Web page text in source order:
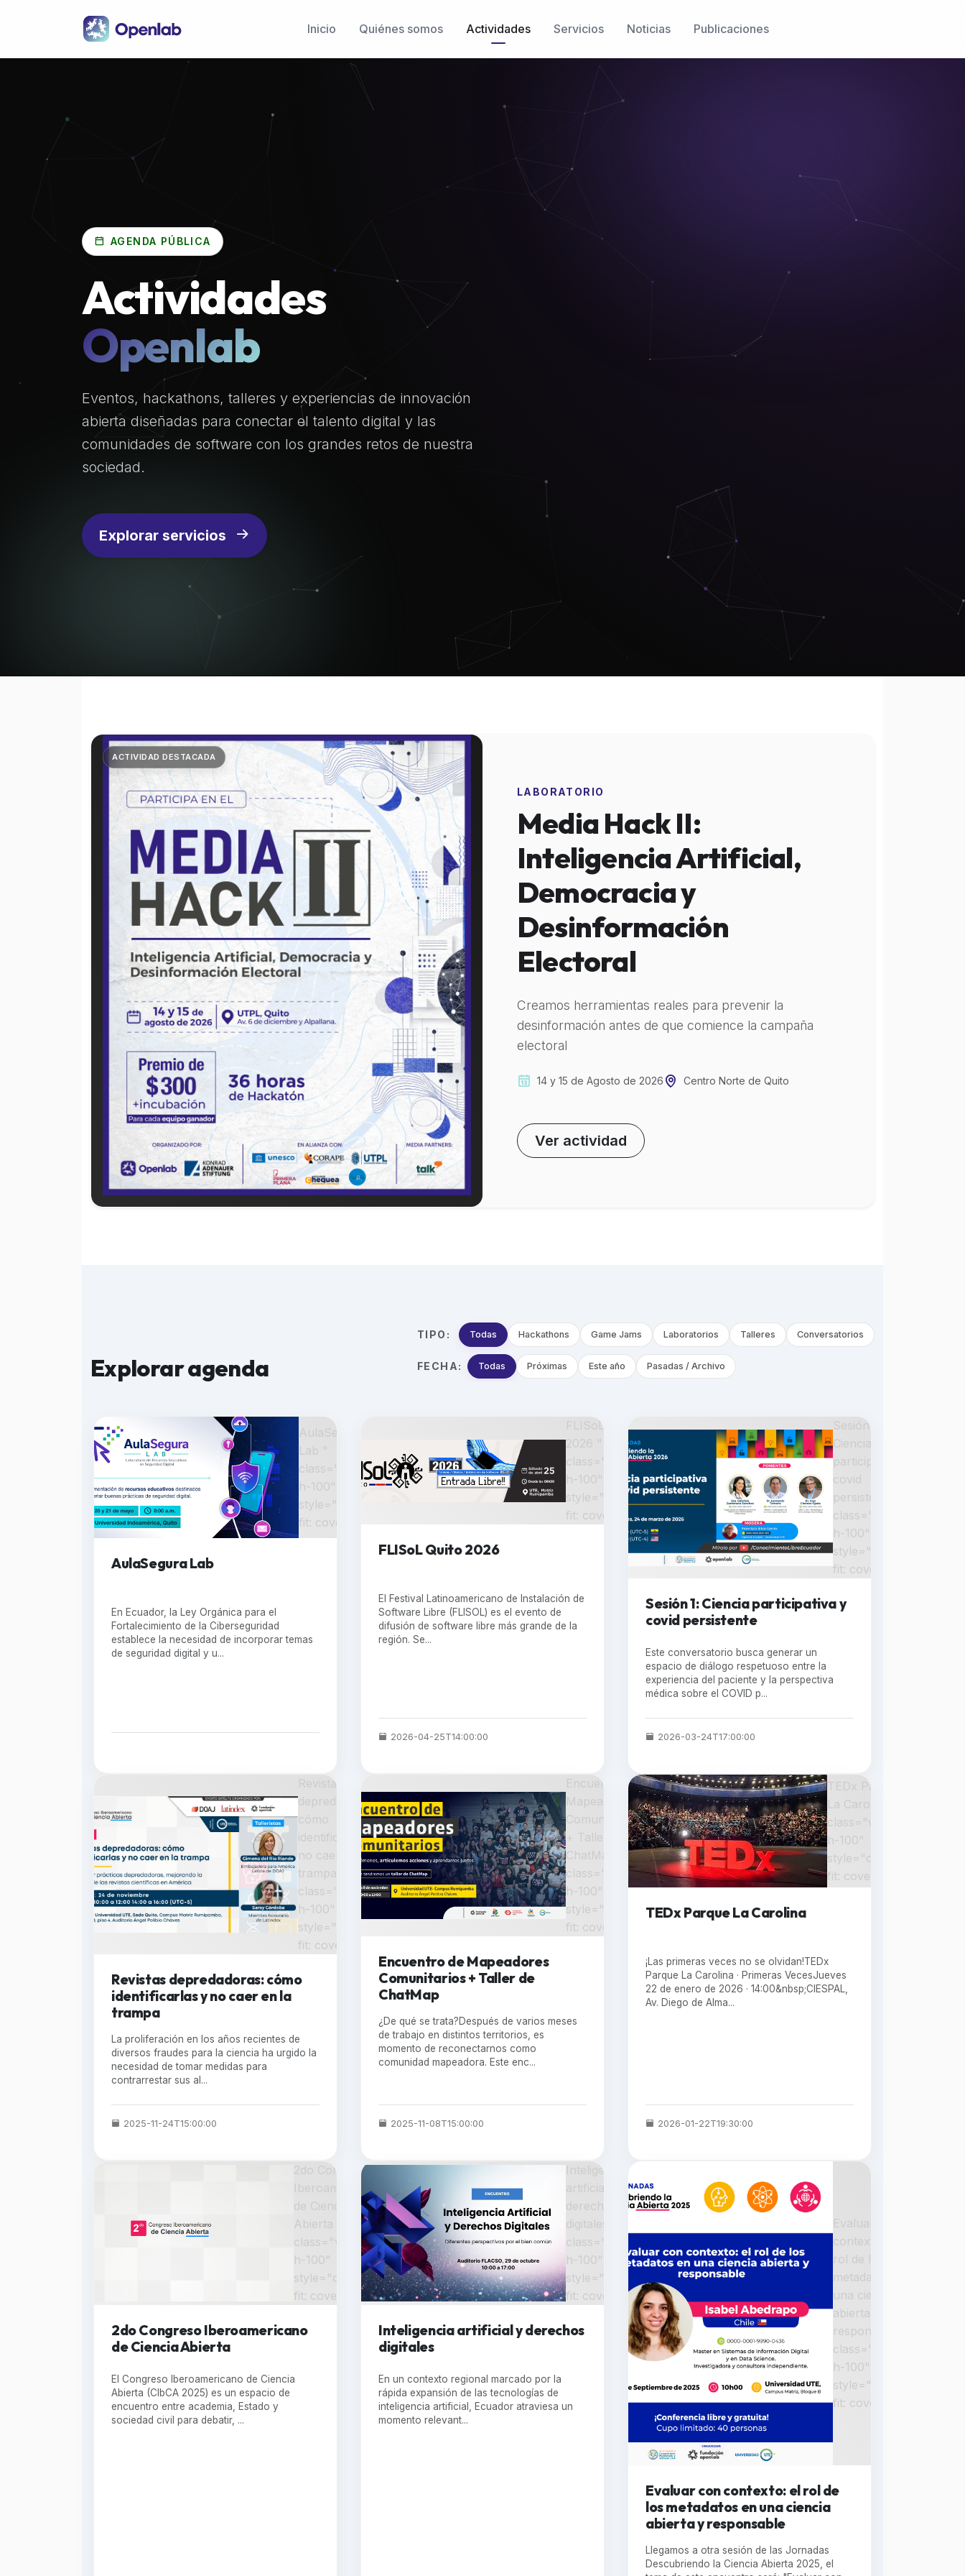
Inicio
Quiénes somos Actividades Servicios Noticias Publicaciones
AGENDA PÚBLICA
Actividades
Openlab
Eventos, hackathons, talleres y experiencias de innovación
abierta diseñadas para conectar el talento digital y las
comunidades de software con los grandes retos de nuestra
sociedad.
Explorar servicios
ACTIVIDAD DESTACADA
LABORATORIO
Media Hack II:
Inteligencia Artificial,
Democracia y
Desinformación
Electoral
Creamos herramientas reales para prevenir la
desinformación antes de que comience la campaña
electoral
14 y 15 de Agosto de 2026 Centro Norte de Quito
Ver actividad
Explorar agenda
TIPO: Todas Hackathons Game Jams Laboratorios Talleres Conversatorios
FECHA: Todas Próximas Este año Pasadas / Archivo
AulaSegura
class="w-100
h-100"
style="object-
fit: cover;" >
AulaSegura Lab
En Ecuador, la Ley Orgánica para el
Fortalecimiento de la Ciberseguridad
establece la necesidad de incorporar temas
de seguridad digital y u...
FLISoL Quito
2026 "
class="w-100
h-100"
style="object-
fit: cover;" >
FLISoL Quito 2026
El Festival Latinoamericano de Instalación de
Software Libre (FLISOL) es el evento de
difusión de software libre más grande de la
región. Se...
2026-04-25T14:00:00
Sesión 1:
Ciencia
participativa y
covid
persistente "
class="w-100
h-100"
style="object-
fit: cover;" >
Sesión 1: Ciencia participativa y
covid persistente
Este conversatorio busca generar un
espacio de diálogo respetuoso entre la
experiencia del paciente y la perspectiva
médica sobre el COVID p...
2026-03-24T17:00:00
Revistas
depredadoras:
cómo
identificarlas y
no caer en la
trampa "
class="w-100
h-100"
style="object-
fit: cover;" >
Revistas depredadoras: cómo
identificarlas y no caer en la
trampa
La proliferación en los años recientes de
diversos fraudes para la ciencia ha urgido la
necesidad de tomar medidas para
contrarrestar sus al...
2025-11-24T15:00:00
Encuentro de
Mapeadores
Comunitarios
+ Taller de
ChatMap "
class="w-100
h-100"
style="object-
fit: cover;" >
Encuentro de Mapeadores
Comunitarios + Taller de
ChatMap
¿De qué se trata?Después de varios meses
de trabajo en distintos territorios, es
momento de reconectarnos como
comunidad mapeadora. Este enc...
2025-11-08T15:00:00
TEDx Parque
class="w-100
h-100"
style="object-
fit: cover;" >
TEDx Parque La Carolina
¡Las primeras veces no se olvidan!TEDx
Parque La Carolina · Primeras VecesJueves
22 de enero de 2026 · 14:00&nbsp;CIESPAL,
Av. Diego de Alma...
2026-01-22T19:30:00
2do Congreso
Iberoamericano
de Ciencia
Abierta "
class="w-100
h-100"
style="object-
fit: cover;" >
2do Congreso Iberoamericano
de Ciencia Abierta
El Congreso Iberoamericano de Ciencia
Abierta (CIbCA 2025) es un espacio de
encuentro entre academia, Estado y
sociedad civil para debatir, ...
Inteligencia
derechos
digitales "
class="w-100
h-100"
style="object-
fit: cover;" >
Inteligencia artificial y derechos
digitales
En un contexto regional marcado por la
rápida expansión de las tecnologías de
inteligencia artificial, Ecuador atraviesa un
momento relevant...
contexto: el
rol de los
metadatos en
una ciencia
abierta y
responsable "
class="w-100
h-100"
style="object-
fit: cover;" >
Evaluar con contexto: el rol de
los metadatos en una ciencia
abierta y responsable
Llegamos a otra sesión de las Jornadas
Descubriendo la Ciencia Abierta 2025, el